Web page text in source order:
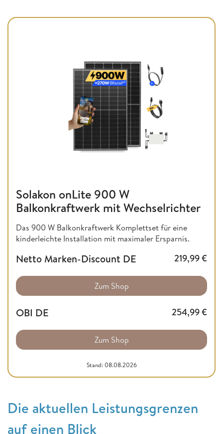
Solakon onLite 900 W
Balkonkraftwerk mit Wechselrichter
Das 900 W Balkonkraftwerk Komplettset für eine
kinderleichte Installation mit maximaler Ersparnis.
Netto Marken-Discount DE 219,99€
Zum Shop
OBI DE 254,99€
Zum Shop
Stand: 08.08.2026
Die aktuellen Leistungsgrenzen
auf einen Blick